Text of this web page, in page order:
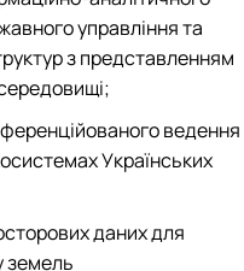
управління та
з представленням
ведення
Українських
даних для
земель